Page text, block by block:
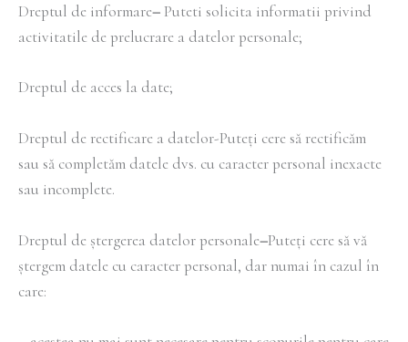
Dreptul de informare– Puteti solicita informatii privind
activitatile de prelucrare a datelor personale;
Dreptul de acces la date;
Dreptul de rectificare a datelor-Puteți cere să rectificăm
sau să completăm datele dvs. cu caracter personal inexacte
sau incomplete.
Dreptul de ștergerea datelor personale–Puteți cere să vă
ștergem datele cu caracter personal, dar numai în cazul în
care: